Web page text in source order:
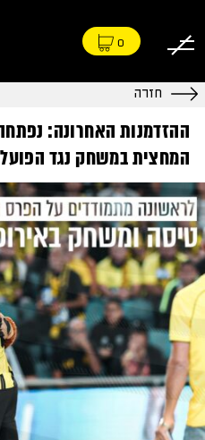
0
חזרה
ההזדמנות האחרונה:
המחצית במשחק נגד